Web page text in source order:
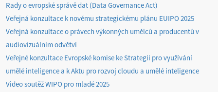
Rady o evropské správě dat (Data Governance Act)
Veřejná konzultace k novému strategickému plánu EUIPO 2025
Veřejná konzultace o právech výkonných umělců a producentů v
audiovizuálním odvětví
Veřejné konzultace Evropské komise ke Strategii pro využívání
umělé inteligence a k Aktu pro rozvoj cloudu a umělé inteligence
Video soutěž WIPO pro mladé 2025